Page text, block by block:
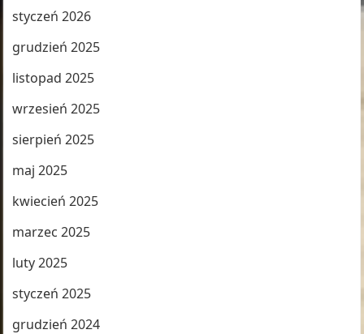
styczeń 2026
grudzień 2025
listopad 2025
wrzesień 2025
sierpień 2025
maj 2025
kwiecień 2025
marzec 2025
luty 2025
styczeń 2025
grudzień 2024